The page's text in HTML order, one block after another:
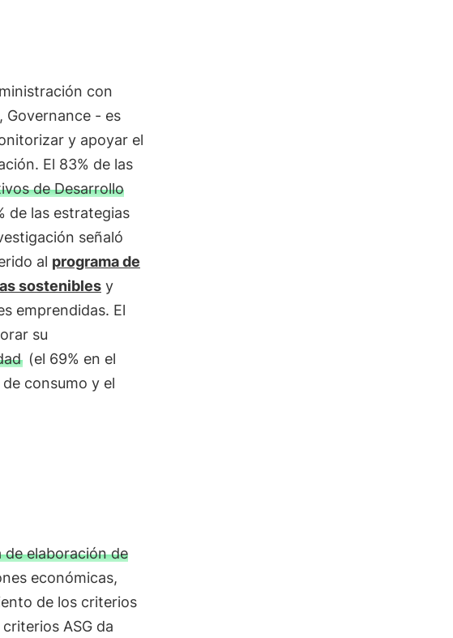
con
Governance - es
y apoyar el
El 83% de las
de Desarrollo
de las estrategias
señaló
al programa de
sosteniblesy
emprendidas. El
su
(el 69% en el
consumo y el
elaboración de
económicas,
de los criterios
ASG da